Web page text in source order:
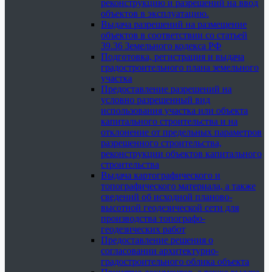
реконструкцию и разрешений на ввод
объектов в эксплуатацию.
Выдача разрешений на размещение
объектов в соответствии со статьей
39.36 Земельного кодекса РФ
Подготовка, регистрация и выдача
градостроительного плана земельного
участка
Предоставление разрешений на
условно разрешенный вид
использования участка или объекта
капитального строительства и на
отклонение от предельных параметров
разрешенного строительства,
реконструкции объектов капитального
строительства
Выдача картографического и
топографического материала, а также
сведений об исходной планово-
высотной геодезической сети для
производства топографо-
геодезических работ
Предоставление решения о
согласовании архитектурно-
градостроительного облика объекта